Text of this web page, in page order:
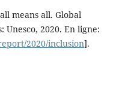
means all. Global
2020. En ligne:
2020/inclusion].